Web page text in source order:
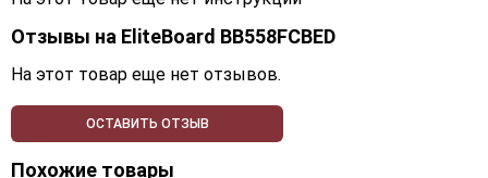
Отзывы на EliteBoard BB558FCBED
На этот товар еще нет отзывов.
ОСТАВИТЬ ОТЗЫВ
Похожие товары